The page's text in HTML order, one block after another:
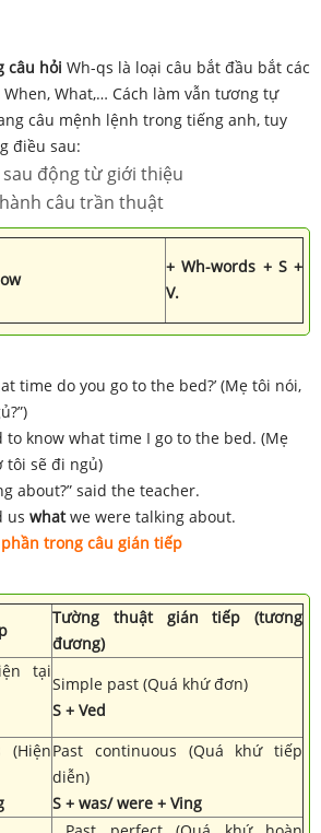
câu hỏi Wh-qs là loại câu bắt đầu bắt các
What,… Cách làm vẫn tương tự
câu mệnh lệnh trong tiếng anh, tuy
điều sau:
động từ giới thiệu
câu trần thuật
+ Wh-words + S +
V.
time do you go to the bed?’ (Mẹ tôi nói,
to know what time I go to the bed. (Mẹ
tôi sẽ đi ngủ)
about?” said the teacher.
us whatwe were talking about.
trong câu gián tiếp
Tường thuật gián tiếp (tương
đương)
tại
Simple past (Quá khứ đơn)
S + Ved
(HiệnPast continuous (Quá khứ tiếp
diễn)
S + was/ were + Ving